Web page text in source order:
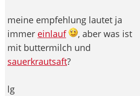
meine empfehlung lautet ja
immer einlauf
, aber was ist
mit buttermilch und
sauerkrautsaft?
lg